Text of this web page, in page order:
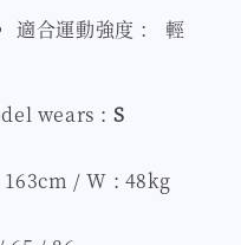
適合運動強度 ： 輕
wears : S
/ W : 48kg